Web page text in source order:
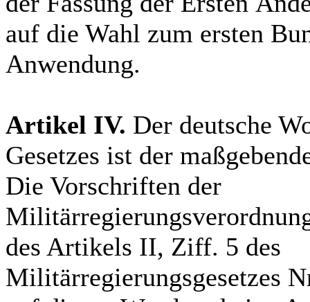
auf die Wahl zum ersten
Anwendung.
Artikel IV. Der deutsche
Gesetzes ist der
Die Vorschriften der
des Artikels II, Ziff. 5 des
Militärregierungsgesetzes